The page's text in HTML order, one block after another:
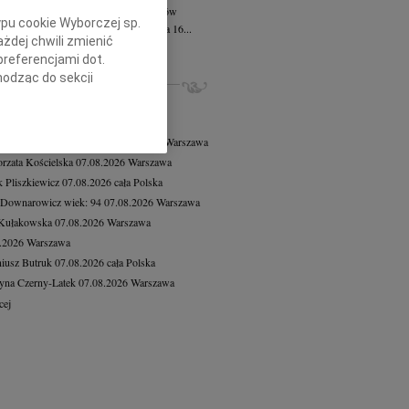
Kraków
smutkiem zawiadamiamy, że dnia 16...
NEKROLOGI, KONDOLENCJE
Warszawa
Kościelska07.08.2026Warszawa
Pliszkiewicz07.08.2026cała Polska
wiek: 9407.08.2026Warszawa
07.08.2026Warszawa
Warszawa
Butruk 07.08.2026cała Polska
Czerny-Latek 07.08.2026Warszawa
cookie Wyborczej sp.
chwili zmienić
dot.
do sekcji
przeglądarki.
identyfikacji.
pomiar reklam i